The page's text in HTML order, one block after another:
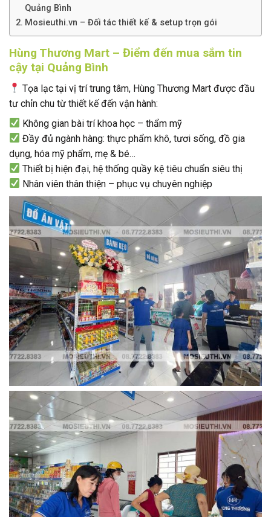
Quảng Bình
Mosieuthi.vn – Đối tác thiết kế & setup trọn gói
Hùng Thương Mart – Điểm đến mua sắm tin
cậy tại Quảng Bình
Tọa lạc tại vị trí trung tâm, Hùng Thương Mart được đầu
tư chỉn chu từ thiết kế đến vận hành:
Không gian bài trí khoa học – thẩm mỹ
Đầy đủ ngành hàng: thực phẩm khô, tươi sống, đồ gia
dụng, hóa mỹ phẩm, mẹ & bé…
Thiết bị hiện đại, hệ thống quầy kệ tiêu chuẩn siêu thị
Nhân viên thân thiện – phục vụ chuyên nghiệp